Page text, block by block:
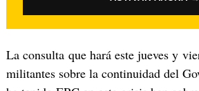
La consulta que hará este jueves y
militantes sobre la continuidad del